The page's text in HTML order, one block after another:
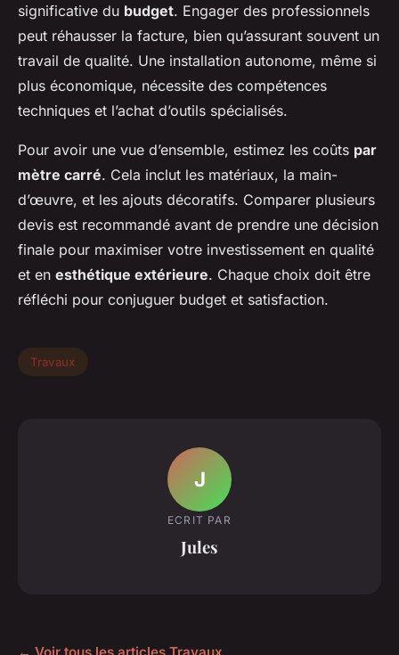
significative du budget. Engager des professionnels
peut réhausser la facture, bien qu’assurant souvent un
travail de qualité. Une installation autonome, même si
plus économique, nécessite des compétences
techniques et l’achat d’outils spécialisés.
Pour avoir une vue d’ensemble, estimez les coûts par
mètre carré. Cela inclut les matériaux, la main-
d’œuvre, et les ajouts décoratifs. Comparer plusieurs
devis est recommandé avant de prendre une décision
finale pour maximiser votre investissement en qualité
et en esthétique extérieure. Chaque choix doit être
réfléchi pour conjuguer budget et satisfaction.
Travaux
J
ECRIT PAR
Jules